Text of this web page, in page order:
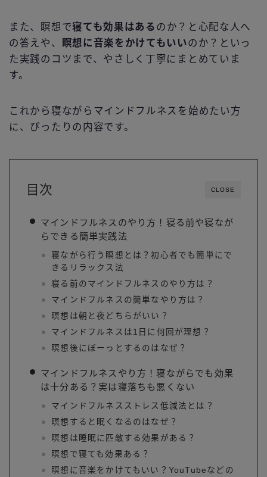
また、瞑想で寝ても効果はある のか？と心配な人へ
の答えや、
瞑想に音楽をかけてもいいのか？といっ
た実践のコツまで、やさしく丁寧にまとめていま
す。
これから寝ながらマインドフルネスを始めたい方
に、ぴったりの内容です。
CLOSE
目次
マインドフルネスのやり方！寝る前や寝なが
らできる簡単実践法
寝ながら行う瞑想とは？初心者でも簡単にで
きるリラックス法
寝る前のマインドフルネスのやり方は？
マインドフルネスの簡単なやり方は？
瞑想は朝と夜どちらがいい？
マインドフルネスは1日に何回が理想？
瞑想後にぼーっとするのはなぜ？
マインドフルネスやり方！寝ながらでも効果
は十分ある？実は寝落ちも悪くない
マインドフルネスストレス低減法とは？
瞑想すると眠くなるのはなぜ？
瞑想は睡眠に匹敵する効果がある？
瞑想で寝ても効果ある？
瞑想に音楽をかけてもいい？YouTubeなどの